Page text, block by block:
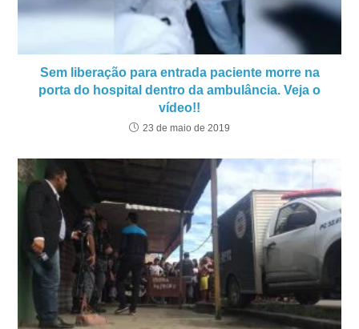
Sem liberação para entrada paciente morre na
porta do hospital dentro da ambulância. Veja o
vídeo!!
23 de maio de 2019